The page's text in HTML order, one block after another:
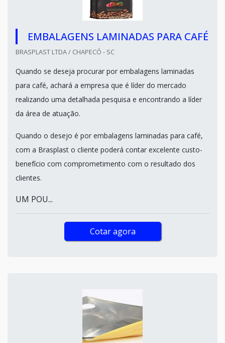
EMBALAGENS LAMINADAS PARA CAFÉ
BRASPLAST LTDA / CHAPECÓ - SC
Quando se deseja procurar por embalagens laminadas
para café, achará a empresa que é líder do mercado
realizando uma detalhada pesquisa e encontrando a líder
da área de atuação.
Quando o desejo é por embalagens laminadas para café,
com a Brasplast o cliente poderá contar excelente custo-
benefício com comprometimento com o resultado dos
clientes.
UM POU...
Cotar agora